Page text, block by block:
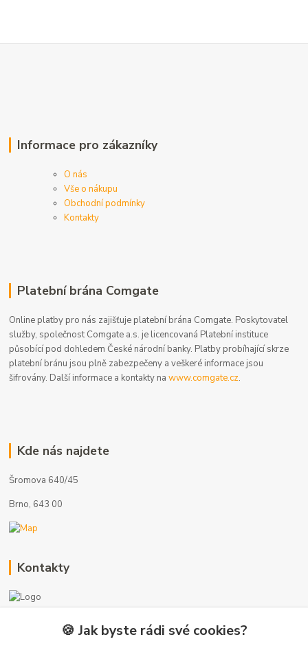
Informace pro zákazníky
O nás
Vše o nákupu
Obchodní podmínky
Kontakty
Platební brána Comgate
Online platby pro nás zajišťuje platební brána Comgate. Poskytovatel
služby, společnost Comgate a.s. je licencovaná Platební instituce
působící pod dohledem České národní banky. Platby probíhající skrze
platební bránu jsou plně zabezpečeny a veškeré informace jsou
šifrovány. Další informace a kontakty nawww.comgate.cz.
Kde nás najdete
Šromova 640/45
Brno, 643 00
Kontakty
+420 775 872 753
🍪 Jak byste rádi své cookies?